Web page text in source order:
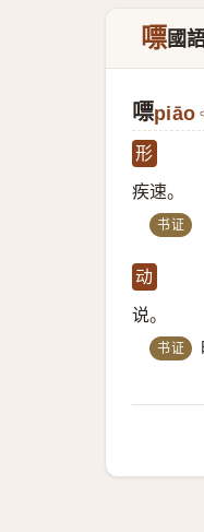
嘌國
嘌piāo
形
疾速。
书证
动
说。
书证